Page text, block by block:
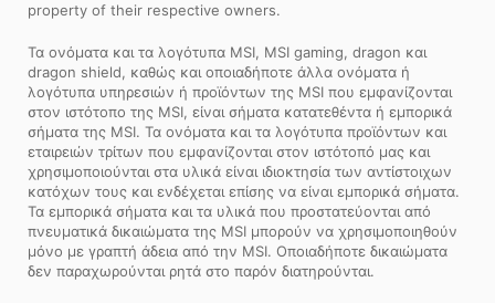
property of their respective owners.
Τα ονόματα και τα λογότυπα MSI, MSI gaming, dragon και
dragon shield, καθώς και οποιαδήποτε άλλα ονόματα ή
λογότυπα υπηρεσιών ή προϊόντων της MSI που εμφανίζονται
στον ιστότοπο της MSI, είναι σήματα κατατεθέντα ή εμπορικά
σήματα της MSI. Τα ονόματα και τα λογότυπα προϊόντων και
εταιρειών τρίτων που εμφανίζονται στον ιστότοπό μας και
χρησιμοποιούνται στα υλικά είναι ιδιοκτησία των αντίστοιχων
κατόχων τους και ενδέχεται επίσης να είναι εμπορικά σήματα.
Τα εμπορικά σήματα και τα υλικά που προστατεύονται από
πνευματικά δικαιώματα της MSI μπορούν να χρησιμοποιηθούν
μόνο με γραπτή άδεια από την MSI. Οποιαδήποτε δικαιώματα
δεν παραχωρούνται ρητά στο παρόν διατηρούνται.